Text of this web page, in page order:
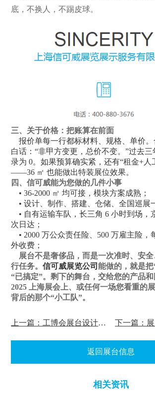
底，不换人，不踢皮球。
三、关于价格：把账算在前面
报价单每一行都标材料、规格、单价。
白话：“非甲方变更，总价不变。”过去
录为 0。如果预算确实紧，还有“租金+人
——36 ㎡ 也能做出特装展位效果。
四、信可威能为您做的几件小事
• 36-2000 ㎡ 均可接，模块方案成熟；
• 设计、制作、搭建、仓储、全国巡展
• 自有运输车队，长三角 6 小时到场，
次日达；
• 2000 万公众责任险、500 万雇主险，
外收费；
展台不是奢侈品，而是一次准时、安
行任务。信可威展览公司能做的，就是
“已搞定”。剩下的舞台，交给您的产品
2025 上海展会上、或任何一场您看重的
背后的那个“小工队”。
上一篇：工博会展台设计需要考虑哪些方面？
返回展台信息
相关资讯